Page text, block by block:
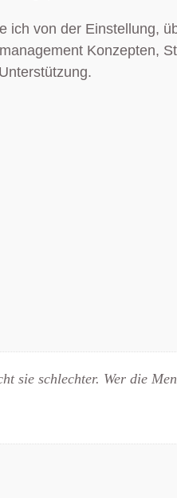
ich von der Einstellung,
sie schlechter. Wer die